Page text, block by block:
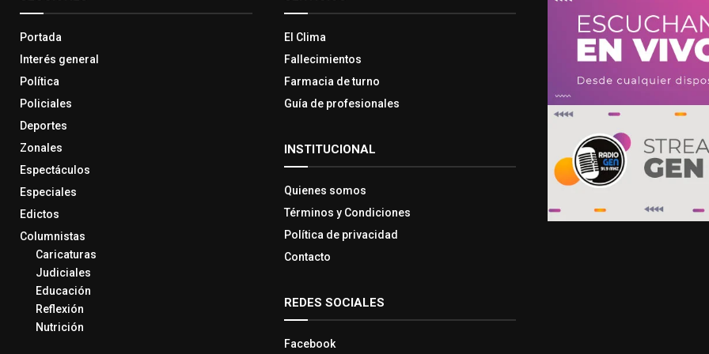
Portada
Interés general
Política
Policiales
Deportes
Zonales
Espectáculos
Especiales
Edictos
Columnistas
Caricaturas
Judiciales
Educación
Reflexión
Nutrición
El Clima
Fallecimientos
Farmacia de turno
Guía de profesionales
INSTITUCIONAL
Quienes somos
Términos y Condiciones
Política de privacidad
Contacto
REDES SOCIALES
Facebook